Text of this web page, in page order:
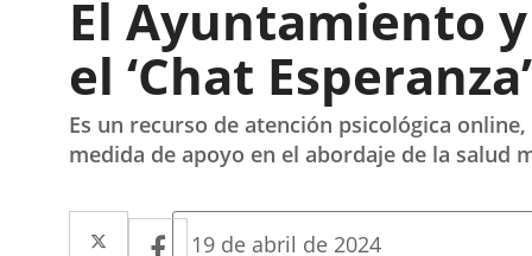
El Ayuntamiento
el ‘Chat
Es un recurso de atención psicológica
medida de apoyo en el abordaje de la salud
Twitter
EnlaceFacebook
Enlace
Fecha
19 de abril de 2024